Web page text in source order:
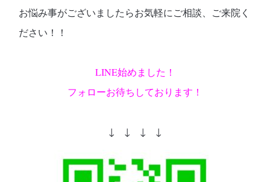
お悩み事がございましたらお気軽にご相談、ご来院く
ださい！！
LINE始めました！
フォローお待ちしております！
↓ ↓ ↓ ↓